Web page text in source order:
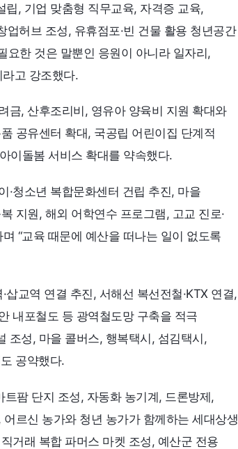
립, 기업 맞춤형 직무교육, 자격증 교육,
허브 조성, 유휴점포·빈 건물 활용 청년공간
요한 것은 말뿐인 응원이 아니라 일자리,
고 강조했다.
금, 산후조리비, 영유아 양육비 지원 확대와
공유센터 확대, 국공립 어린이집 단계적
이돌봄 서비스 확대를 약속했다.
·청소년 복합문화센터 건립 추진, 마을
지원, 해외 어학연수 프로그램, 고교 진로·
“교육 때문에 예산을 떠나는 일이 없도록
교역 연결 추진, 서해선 복선전철·KTX 연결,
내포철도 등 광역철도망 구축을 적극
조성, 마을 콜버스, 행복택시, 섬김택시,
공약했다.
팜 단지 조성, 자동화 농기계, 드론방제,
르신 농가와 청년 농가가 함께하는 세대상생
거래 복합 파머스 마켓 조성, 예산군 전용